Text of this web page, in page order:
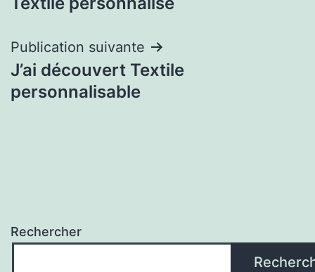
Publication suivante
J’ai découvert Textile
personnalisable
Rechercher